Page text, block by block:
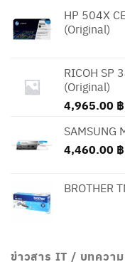
HP 504X
(Original)
RICOH SP
(Original)
4,965.00 ฿
SAMSUNG
4,460.00 ฿
BROTHER
ข่าวสาร IT / บทความ